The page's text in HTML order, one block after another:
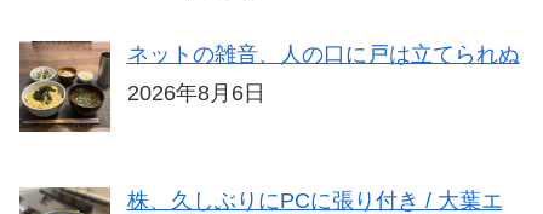
ネットの雑音、人の口に戸は立てられぬ
2026年8月6日
株、久しぶりにPCに張り付き / 大葉エ